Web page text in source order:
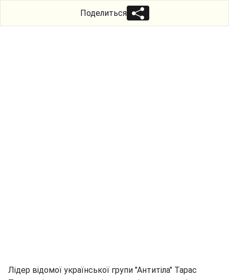
Поделиться
Лідер відомої української групи "Антитіла" Тарас